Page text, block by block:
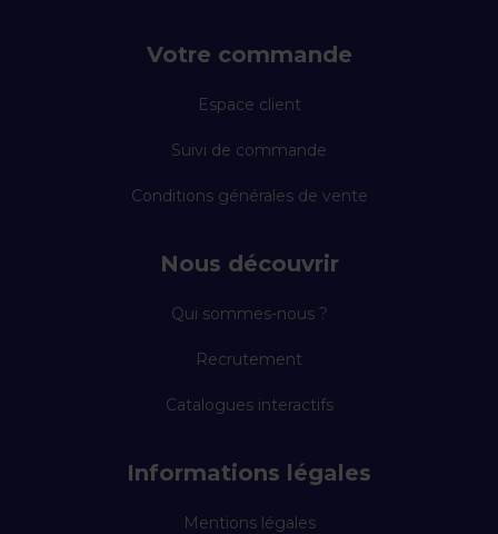
Votre commande
Espace client
Suivi de commande
Conditions générales de vente
Nous découvrir
Qui sommes-nous ?
Recrutement
Catalogues interactifs
Informations légales
Mentions légales